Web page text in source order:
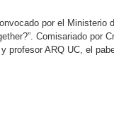
por el Ministerio
Comisariado por
ARQ UC, el